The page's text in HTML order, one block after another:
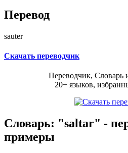
Перевод
sauter
Скачать переводчик
Переводчик, Словарь
20+ языков,
Словарь: "saltar" -
примеры